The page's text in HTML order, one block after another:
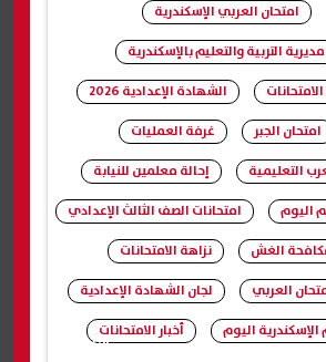
شارك
امتحان العربي الإسكندرية
مديرية التربية والتعليم بالإسكندرية
الشهادة الإعدادية 2026
امتحان الجبر
غرفة العمليات
التعليمية
إحالة معلمين للنيابة
اليوم
امتحانات الصف الثالث الإعدادي
الغش
نزاهة الامتحانات
العربي
لجان الشهادة الإعدادية
الإسكندرية اليوم
أخبار الامتحانات